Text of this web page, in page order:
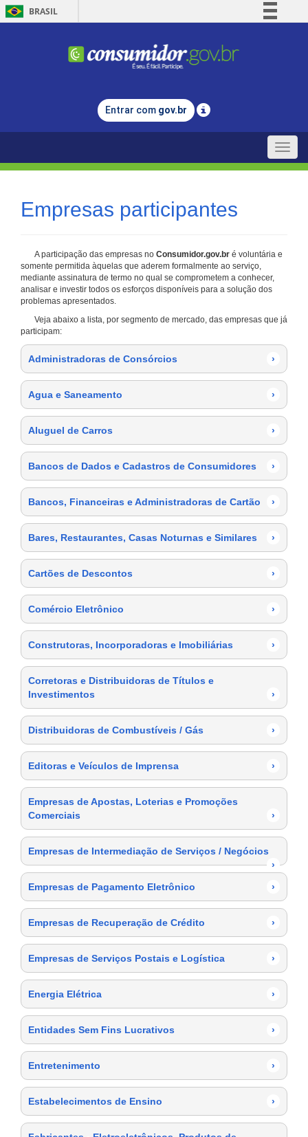
BRASIL
Comunica BR
Legislação
Entrar com gov.br
Toggle
Empresas participantes
A participação das empresas no Consumidor.gov.br é voluntária e
somente permitida àquelas que aderem formalmente ao serviço,
mediante assinatura de termo no qual se comprometem a conhecer,
analisar e investir todos os esforços disponíveis para a solução dos
problemas apresentados.
Veja abaixo a lista, por segmento de mercado, das empresas que já
participam:
Administradoras de Consórcios ›
Agua e Saneamento ›
Aluguel de Carros ›
Bancos de Dados e Cadastros de Consumidores ›
Bancos, Financeiras e Administradoras de Cartão ›
Bares, Restaurantes, Casas Noturnas e Similares ›
Cartões de Descontos ›
Comércio Eletrônico ›
Construtoras, Incorporadoras e Imobiliárias ›
Corretoras e Distribuidoras de Títulos e
Investimentos
›
Distribuidoras de Combustíveis / Gás ›
Editoras e Veículos de Imprensa ›
Empresas de Apostas, Loterias e Promoções
Comerciais
›
Empresas de Intermediação de Serviços / Negócios
›
Empresas de Pagamento Eletrônico
›
Empresas de Recuperação de Crédito ›
Empresas de Serviços Postais e Logística ›
Energia Elétrica ›
Entidades Sem Fins Lucrativos ›
Entretenimento ›
Estabelecimentos de Ensino ›